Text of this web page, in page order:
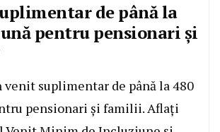
de până la
pentru pensionari și
suplimentar de până la 480
pensionari și familii. Aflați